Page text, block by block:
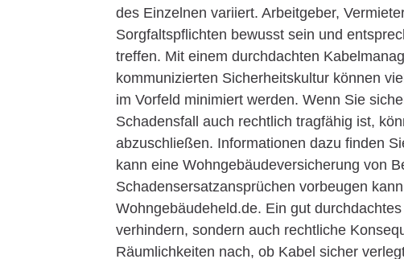
des Einzelnen variiert. Arbeitgeber,
Sorgfaltspflichten bewusst sein und
treffen. Mit einem durchdachten
kommunizierten Sicherheitskultur können
im Vorfeld minimiert werden. Wenn Sie
Schadensfall auch rechtlich tragfähig ist,
abzuschließen. Informationen dazu finden
kann eine Wohngebäudeversicherung von
Schadensersatzansprüchen vorbeugen
Wohngebäudeheld.de. Ein gut
verhindern, sondern auch rechtliche
Räumlichkeiten nach, ob Kabel sicher